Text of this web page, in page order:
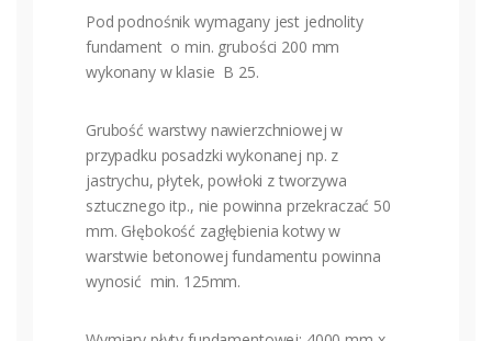
Pod podnośnik wymagany jest jednolity
fundament o min. grubości 200 mm
wykonany w klasie B 25.
Grubość warstwy nawierzchniowej w
przypadku posadzki wykonanej np. z
jastrychu, płytek, powłoki z tworzywa
sztucznego itp., nie powinna przekraczać 50
mm. Głębokość zagłębienia kotwy w
warstwie betonowej fundamentu powinna
wynosić min. 125mm.